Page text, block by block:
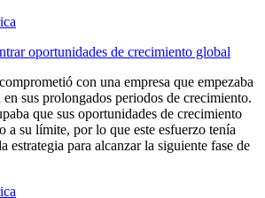
oportunidades de crecimiento global
con una empresa que empezaba
sus prolongados periodos de crecimiento.
que sus oportunidades de crecimiento
a su límite, por lo que este esfuerzo tenía
estrategia para alcanzar la siguiente fase de